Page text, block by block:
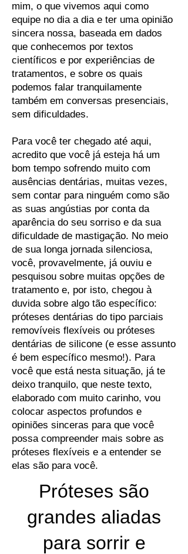
mim, o que vivemos aqui como
equipe no dia a dia e ter uma opinião
sincera nossa, baseada em dados
que conhecemos por textos
científicos e por experiências de
tratamentos, e sobre os quais
podemos falar tranquilamente
também em conversas presenciais,
sem dificuldades.
Para você ter chegado até aqui,
acredito que você já esteja há um
bom tempo sofrendo muito com
ausências dentárias, muitas vezes,
sem contar para ninguém como são
as suas angústias por conta da
aparência do seu sorriso e da sua
dificuldade de mastigação. No meio
de sua longa jornada silenciosa,
você, provavelmente, já ouviu e
pesquisou sobre muitas opções de
tratamento e, por isto, chegou à
duvida sobre algo tão específico:
próteses dentárias do tipo parciais
removíveis flexíveis ou próteses
dentárias de silicone (e esse assunto
é bem específico mesmo!). Para
você que está nesta situação, já te
deixo tranquilo, que neste texto,
elaborado com muito carinho, vou
colocar aspectos profundos e
opiniões sinceras para que você
possa compreender mais sobre as
próteses flexíveis e a entender se
elas são para você.
Próteses são
grandes aliadas
para sorrir e